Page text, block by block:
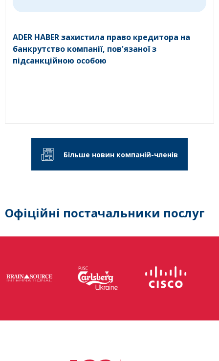
ADER HABER захистила право кредитора на
банкрутство компанії, пов'язаної з
підсанкційною особою
Більше новин компаній-членів
Офіційні постачальники послуг